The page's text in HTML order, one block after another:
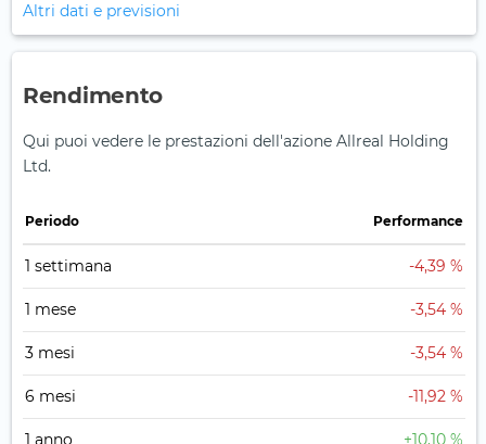
Altri dati e previsioni
Rendimento
Qui puoi vedere le prestazioni dell'azione Allreal Holding
Ltd.
Periodo Performance
1 settimana -4,39 %
1 mese -3,54 %
3 mesi -3,54 %
6 mesi -11,92 %
1 anno +10,10 %